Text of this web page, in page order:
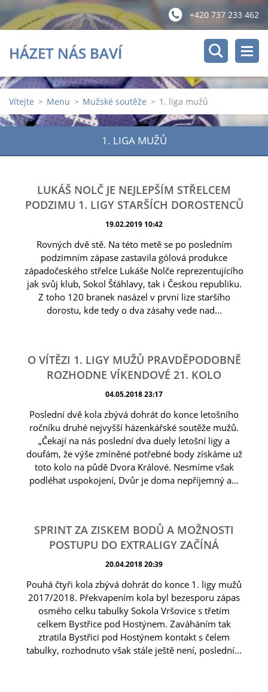
+420 737 233 462
HÁZET NÁS BAVÍ
Vítejte > Menu > Mužské soutěže > 1. liga mužů
1. LIGA MUŽŮ
LUKÁŠ NOLČ JE NEJLEPŠÍM STŘELCEM
PODZIMU 1. LIGY STARŠÍCH DOROSTENCŮ
19.02.2019 10:42
Rovných dvě stě. Na této metě se po posledním
podzimním zápase zastavila gólová produkce
západočeského střelce Lukáše Nolče reprezentujícího
jak svůj klub, Sokol Šťáhlavy, tak i Českou republiku.
Z toho 120 branek nasázel v první lize staršího
dorostu, kde tedy o dva zásahy vede nad...
O VÍTĚZI 1. LIGY MUŽŮ PRAVDĚPODOBNĚ
ROZHODNE VÍKENDOVÉ 21. KOLO
04.05.2018 23:17
Poslední dvě kola zbývá dohrát do konce letošního
ročníku druhé nejvyšší házenkářské soutěže mužů.
„Čekají na nás poslední dva duely letošní ligy a
doufám, že výše zmíněné potřebné body získáme už
toto kolo na půdě Dvora Králové. Nesmíme však
podléhat uspokojení, Dvůr je doma nepříjemný a...
SPRINT ZA ZISKEM BODŮ A MOŽNOSTI
POSTUPU DO EXTRALIGY ZAČÍNÁ
20.04.2018 20:39
Pouhá čtyři kola zbývá dohrát do konce 1. ligy mužů
2017/2018. Překvapením kola byl bezesporu zápas
osmého celku tabulky Sokola Vršovice s třetím
celkem Bystřice pod Hostýnem. Zaváháním tak
ztratila Bystřici pod Hostýnem kontakt s čelem
tabulky, rozhodnuto však stále ještě není, poslední...